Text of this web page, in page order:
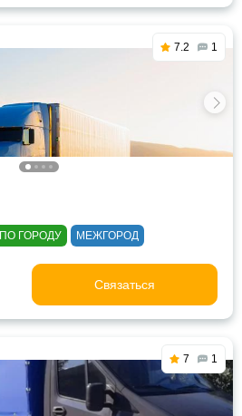
7.2 1
ПО ГОРОДУ МЕЖГОРОД
Связаться
7 1